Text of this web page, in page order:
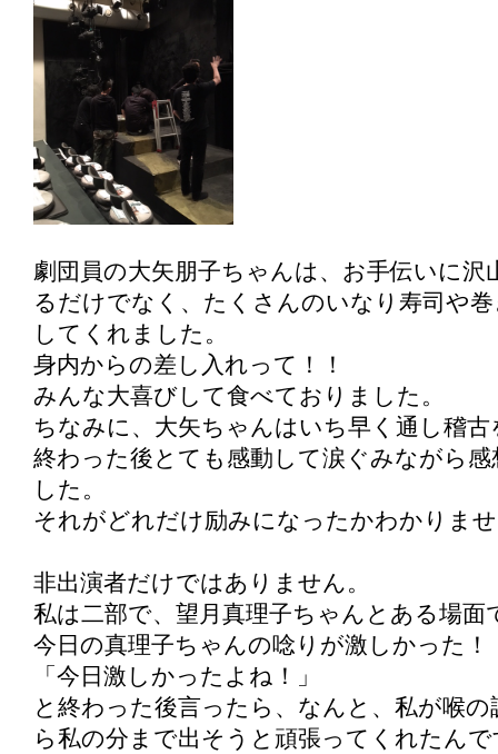
劇団員の大矢朋子ちゃんは、お手伝いに沢
るだけでなく、たくさんのいなり寿司や
してくれました。
身内からの差し入れって！！
みんな大喜びして食べておりました。
ちなみに、大矢ちゃんはいち早く通し稽
終わった後とても感動して涙ぐみながら
した。
それがどれだけ励みになったかわかりま
非出演者だけではありません。
私は二部で、望月真理子ちゃんとある場面
今日の真理子ちゃんの唸りが激しかった！
「今日激しかったよね！」
と終わった後言ったら、なんと、私が喉
ら私の分まで出そうと頑張ってくれたん